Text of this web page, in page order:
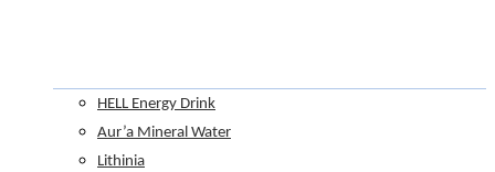
HELL Energy Drink
Aur’a Mineral Water
Lithinia